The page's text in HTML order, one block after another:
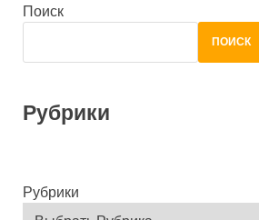
Поиск
ПОИСК
Рубрики
Рубрики